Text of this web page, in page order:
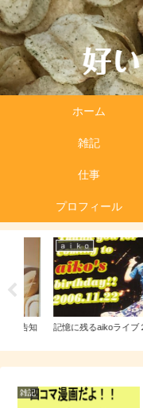
ホーム
雑記
仕事
プロフィール
ａｉｋｏ
記憶に残るaikoライブ２！！
雑記